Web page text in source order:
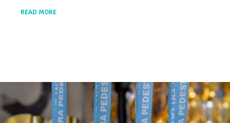
READ MORE